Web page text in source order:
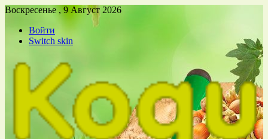
Воскресенье , 9 Август 2026
Войти
Switch skin